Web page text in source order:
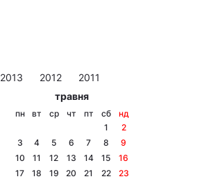
2013 2012
2011
травня
пн вт ср чт пт сб
нд
1
2
3
4 5 6 7 8
9
10
11 12 13 14 15
16
17
18 19 20 21 22
23